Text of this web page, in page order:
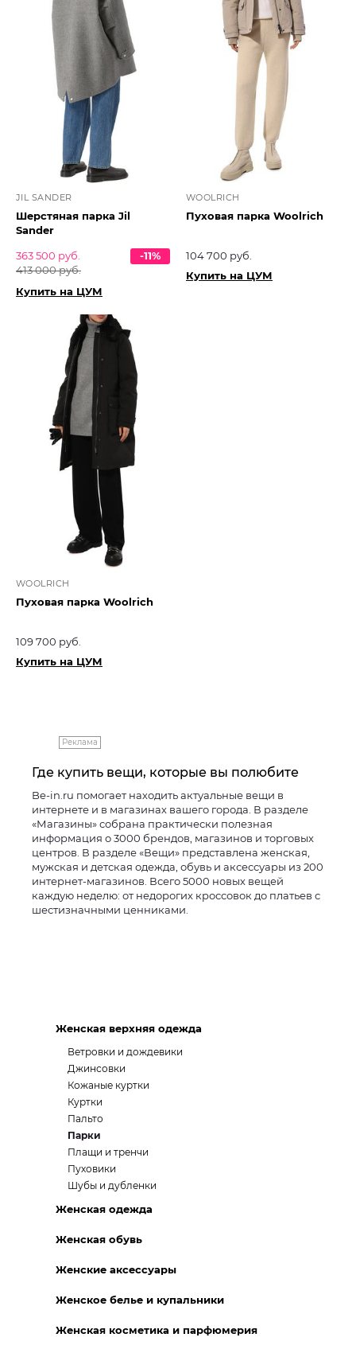
JIL SANDER
Шерстяная парка Jil
Sander
363 500 руб.
413 000 руб.
-11%
Купить на ЦУМ
WOOLRICH
Пуховая парка Woolrich
104 700 руб.
Купить на ЦУМ
WOOLRICH
Пуховая парка Woolrich
109 700 руб.
Купить на ЦУМ
Реклама
Где купить вещи, которые вы полюбите
Be-in.ru помогает находить актуальные вещи в
интернете и в магазинах вашего города. В разделе
«Магазины» собрана практически полезная
информация о 3000 брендов, магазинов и торговых
центров. В разделе «Вещи» представлена женская,
мужская и детская одежда, обувь и аксессуары из 200
интернет-магазинов. Всего 5000 новых вещей
каждую неделю: от недорогих кроссовок до платьев с
шестизначными ценниками.
Женская верхняя одежда
Ветровки и дождевики
Джинсовки
Кожаные куртки
Куртки
Пальто
Парки
Плащи и тренчи
Пуховики
Шубы и дубленки
Женская одежда
Женская обувь
Женские аксессуары
Женское белье и купальники
Женская косметика и парфюмерия